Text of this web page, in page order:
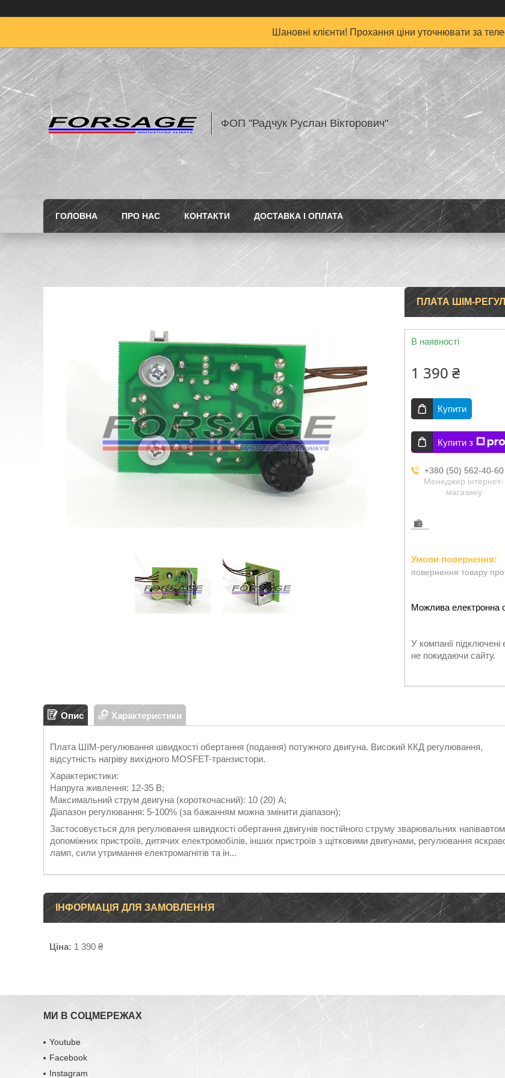
Шановні клієнти! Прохання ціни уточнювати за
ФОП "Радчук Руслан Вікторович"
ГОЛОВНА ПРО НАС КОНТАКТИ ДОСТАВКА І ОПЛАТА
ПЛАТА ШІМ-
В наявності
1 390 ₴
Купити
Купити з
+380 (50) 562-40-60
Менеджер інтернет-
магазину
повернення товару
У компанії
не покидаючи сайту.
Опис Характеристики
Плата ШІМ-регулювання швидкості обертання (подання) потужного двигуна. Високий ККД регулювання,
відсутність нагріву вихідного MOSFET-транзистори.
Характеристики:
Напруга живлення: 12-35 В;
Максимальний струм двигуна (короткочасний): 10 (20) А;
Діапазон регулювання: 5-100% (за бажанням можна змінити діапазон);
Застосовується для регулювання швидкості обертання двигунів постійного струму зварювальних
допоміжних пристроїв, дитячих електромобілів, інших пристроїв з щітковими двигунами, регулювання
ламп, сили утримання електромагнітів та ін...
ІНФОРМАЦІЯ ДЛЯ ЗАМОВЛЕННЯ
Ціна: 1 390 ₴
МИ В СОЦМЕРЕЖАХ
Youtube
Facebook
Іnstagram